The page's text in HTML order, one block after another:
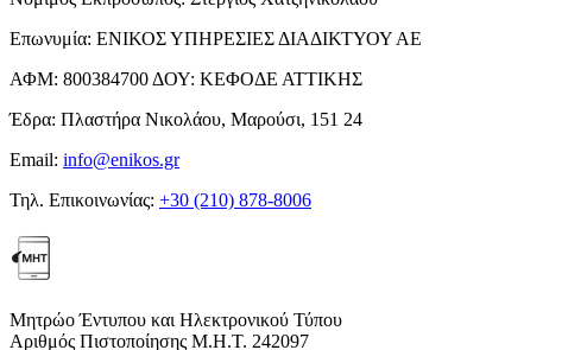
Επωνυμία: ΕΝΙΚΟΣ ΥΠΗΡΕΣΙΕΣ ΔΙΑΔΙΚΤΥΟΥ ΑΕ
ΑΦΜ: 800384700 ΔΟΥ: ΚΕΦΟΔΕ ΑΤΤΙΚΗΣ
Έδρα: Πλαστήρα Νικολάου, Μαρούσι, 151 24
Email: info@enikos.gr
Τηλ. Επικοινωνίας: +30 (210) 878-8006
Μητρώο Έντυπου και Ηλεκτρονικού Τύπου
Αριθμός Πιστοποίησης Μ.Η.Τ. 242097